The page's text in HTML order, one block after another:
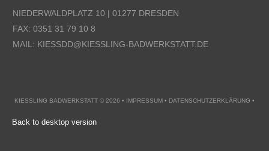
NIEDERWALDPLATZ 10 | 01277 DRESDEN
FAX: 0351 31 79 10 8
MAIL: KIESSDD@KIESSLING-BADWERKSTATT.DE
KIESSLING BADWERKSTATT © 2026 • IMPRESSUM • DATENSCHUTZERKLÄRUNG •
Back to desktop version